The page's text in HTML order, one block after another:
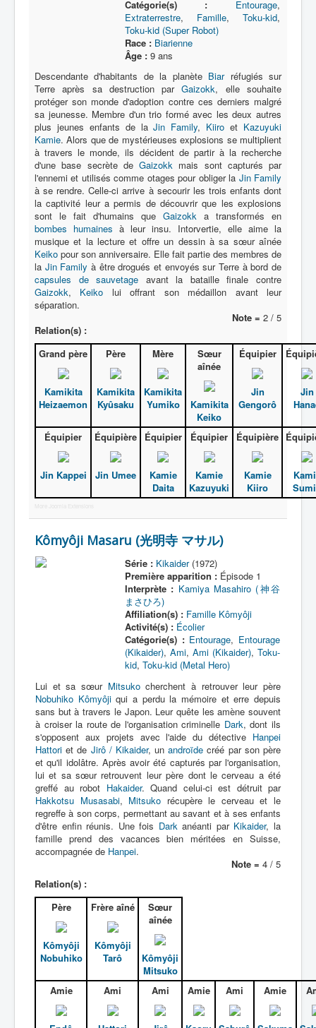
Catégorie(s) : Entourage,
Extraterrestre, Famille, Toku-kid,
Toku-kid (Super Robot)
Race : Biarienne
Âge :9 ans
Descendante d'habitants de la planète Biarréfugiés sur
Terre après sa destruction parGaizokk, elle souhaite
protéger son monde d'adoption contre ces derniers malgré
sa jeunesse. Membre d'un trio formé avec les deux autres
plus jeunes enfants de laJin Family, Kiiro et Kazuyuki
Kamie. Alors que de mystérieuses explosions se multiplient
à travers le monde, ils décident de partir à la recherche
d'une base secrète de Gaizokk mais sont capturés par
l'ennemi et utilisés comme otages pour obliger la Jin Family
à se rendre. Celle-ci arrive à secourir les trois enfants dont
la captivité leur a permis de découvrir que les explosions
sont le fait d'humains que Gaizokk a transformés en
bombes humaines à leur insu. Intorvertie, elle aime la
musique et la lecture et offre un dessin à sa sœur aînée
Keiko pour son anniversaire. Elle fait partie des membres de
la Jin Family à être drogués et envoyés sur Terre à bord de
capsules de sauvetage avant la bataille finale contre
Gaizokk, Keiko lui offrant son médaillon avant leur
séparation.
Note = 2 / 5
Relation(s) :
Grand père
Kamikita
Heizaemon
Père
Kamikita
Kyûsaku
Mère
Kamikita
Yumiko
Sœur
aînée
Kamikita
Keiko
Équipier
Jin
Gengorô
Jin
Équipier
Jin Kappei
Équipière
Jin Umee
Équipier
Kamie
Daita
Équipier
Kamie
Kazuyuki
Équipière
Kamie
Kiiro
More Joomla Extensions
Kômyôji Masaru (光明寺 マサル)
Série : Kikaider(1972)
Première apparition :Épisode 1
Interprète : Kamiya Masahiro (神谷
まさひろ)
Affiliation(s) : Famille Kômyôji
Activité(s) : Écolier
Catégorie(s) : Entourage, Entourage
(Kikaider), Ami, Ami (Kikaider), Toku-
kid, Toku-kid (Metal Hero)
Lui et sa sœur Mitsukocherchent à retrouver leur père
Nobuhiko Kômyôjiqui a perdu la mémoire et erre depuis
sans but à travers le Japon. Leur quête les amène souvent
à croiser la route de l'organisation criminelle Dark, dont ils
s'opposent aux projets avec l'aide du détective Hanpei
Hattori et de Jirô / Kikaider, unandroïde créé par son père
et qu'il idolâtre. Après avoir été capturés par l'organisation,
lui et sa sœur retrouvent leur père dont le cerveau a été
greffé au robot Hakaider. Quand celui-ci est détruit par
Hakkotsu Musasabi, Mitsuko récupère le cerveau et le
regreffe à son corps, permettant au savant et à ses enfants
d'être enfin réunis. Une fois Darkanéanti par Kikaider, la
famille prend des vacances bien méritées en Suisse,
accompagnée de Hanpei.
Note = 4 / 5
Relation(s) :
Père
Kômyôji
Nobuhiko
Frère aîné
Kômyôji
Tarô
Sœur
aînée
Kômyôji
Mitsuko
Amie
Ami Ami Amie Ami Amie